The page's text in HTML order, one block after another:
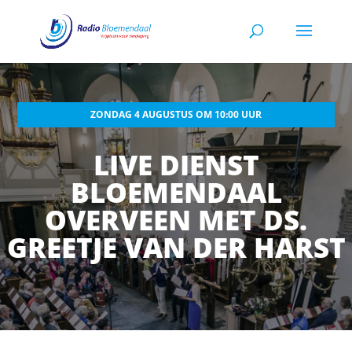
ZONDAG 4 AUGUSTUS OM 10:00 UUR
LIVE DIENST
BLOEMENDAAL
OVERVEEN MET DS.
GREETJE VAN DER HARST